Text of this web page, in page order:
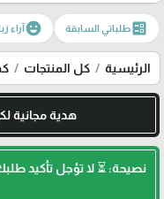
ballotطلباتي السابقة emoji_emotionsآراء
الرئيسية كل المنتجات
هدية مجانية
نصيحة: ⏳ لا تؤجل تأكيد